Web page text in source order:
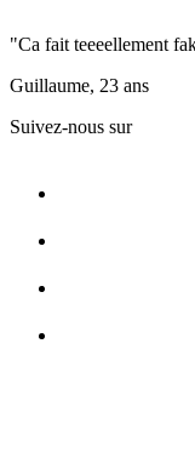
"Ca fait teeeellement
Guillaume, 23 ans
Suivez-nous sur